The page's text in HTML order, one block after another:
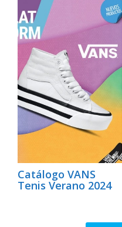
Catálogo VANS
Tenis Verano 2024